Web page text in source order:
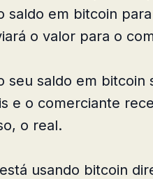
saldo em bitcoin
o valor para o
seu saldo em bitcoin
e o comerciante
o real.
usando bitcoin